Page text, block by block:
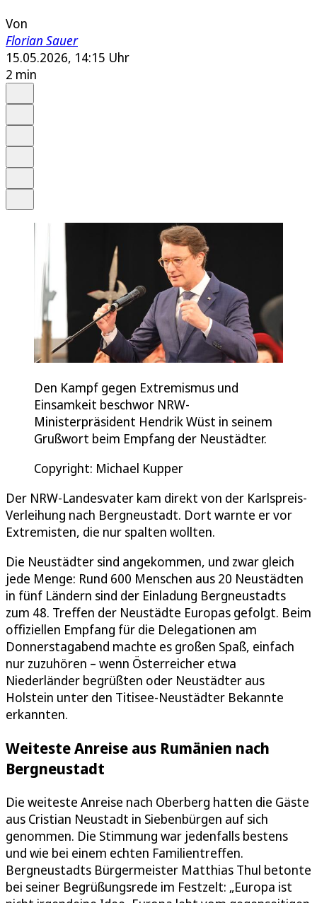
Von
Florian Sauer
15.05.2026, 14:15 Uhr
2 min
Den Kampf gegen Extremismus und
Einsamkeit beschwor NRW-
Ministerpräsident Hendrik Wüst in seinem
Grußwort beim Empfang der Neustädter.
Copyright: Michael Kupper
Der NRW-Landesvater kam direkt von der Karlspreis-
Verleihung nach Bergneustadt. Dort warnte er vor
Extremisten, die nur spalten wollten.
Die Neustädter sind angekommen, und zwar gleich
jede Menge: Rund 600 Menschen aus 20 Neustädten
in fünf Ländern sind der Einladung Bergneustadts
zum 48. Treffen der Neustädte Europas gefolgt. Beim
offiziellen Empfang für die Delegationen am
Donnerstagabend machte es großen Spaß, einfach
nur zuzuhören – wenn Österreicher etwa
Niederländer begrüßten oder Neustädter aus
Holstein unter den Titisee-Neustädter Bekannte
erkannten.
Weiteste Anreise aus Rumänien nach
Bergneustadt
Die weiteste Anreise nach Oberberg hatten die Gäste
aus Cristian Neustadt in Siebenbürgen auf sich
genommen. Die Stimmung war jedenfalls bestens
und wie bei einem echten Familientreffen.
Bergneustadts Bürgermeister Matthias Thul betonte
bei seiner Begrüßungsrede im Festzelt: „Europa ist